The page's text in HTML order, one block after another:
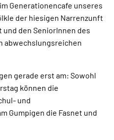
Generationencafe unseres
der hiesigen Narrenzunft
den SeniorInnen des
abwechslungsreichen
gerade erst am: Sowohl
können die
und
Gumpigen die Fasnet und